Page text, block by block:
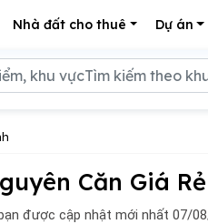
Nhà đất cho thuê Dự án
Căn Giá
được cập nhật mới nhất 07/